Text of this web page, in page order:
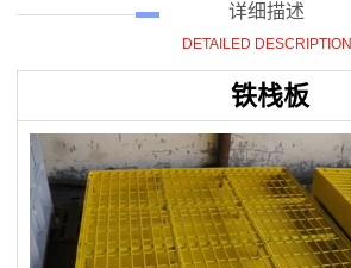
详细描述
DETAILED DESCRIPTION
铁栈板